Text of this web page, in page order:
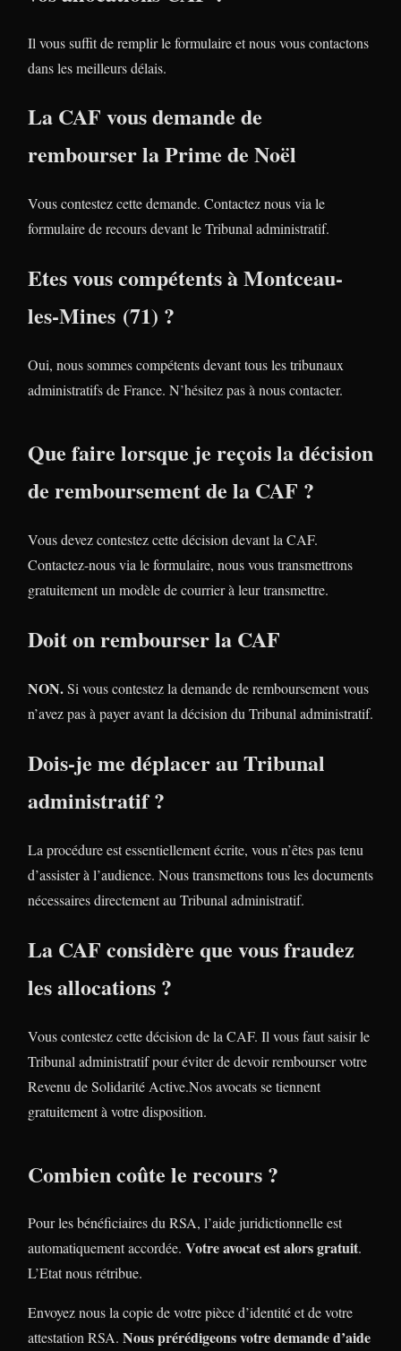
Il vous suffit de remplir le formulaire et nous vous contactons
dans les meilleurs délais.
La CAF vous demande de
rembourser la Prime de Noël
Vous contestez cette demande. Contactez nous via le
formulaire de recours devant le Tribunal administratif.
Etes vous compétents à Montceau-
les-Mines (71) ?
Oui, nous sommes compétents devant tous les tribunaux
administratifs de France. N’hésitez pas à nous contacter.
Que faire lorsque je reçois la décision
de remboursement de la CAF ?
Vous devez contestez cette décision devant la CAF.
Contactez-nous via le formulaire, nous vous transmettrons
gratuitement un modèle de courrier à leur transmettre.
Doit on rembourser la CAF
NON.Si vous contestez la demande de remboursement vous
n’avez pas à payer avant la décision du Tribunal administratif.
Dois-je me déplacer au Tribunal
administratif ?
La procédure est essentiellement écrite, vous n’êtes pas tenu
d’assister à l’audience. Nous transmettons tous les documents
nécessaires directement au Tribunal administratif.
La CAF considère que vous fraudez
les allocations ?
Vous contestez cette décision de la CAF. Il vous faut saisir le
Tribunal administratif pour éviter de devoir rembourser votre
Revenu de Solidarité Active.Nos avocats se tiennent
gratuitement à votre disposition.
Combien coûte le recours ?
Pour les bénéficiaires du RSA, l’aide juridictionnelle est
automatiquement accordée. Votre avocat est alors gratuit.
L’Etat nous rétribue.
Envoyez nous la copie de votre pièce d’identité et de votre
attestation RSA. Nous prérédigeons votre demande d’aide